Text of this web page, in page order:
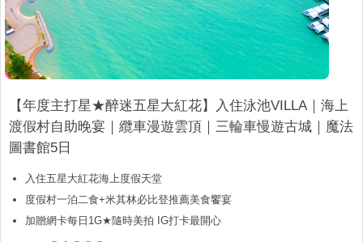
【年度主打星★醉迷五星大紅花】入住泳池VILLA｜海上
渡假村自助晚宴｜纜車漫遊雲頂｜三輪車慢遊古城｜魔法
圖書館5日
入住五星大紅花海上度假天堂
度假村一泊二食+米其林必比登推薦美食饗宴
加贈網卡每日1G★隨時美拍 IG打卡最開心